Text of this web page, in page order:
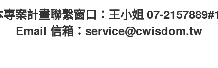
案計畫聯繫窗口：王小姐 07-
Email 信箱：service@cwisdom.tw